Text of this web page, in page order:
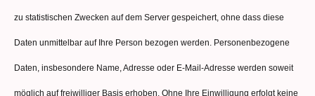
zu statistischen Zwecken auf dem Server gespeichert, ohne dass diese
Daten unmittelbar auf Ihre Person bezogen werden. Personenbezogene
Daten, insbesondere Name, Adresse oder E-Mail-Adresse werden soweit
möglich auf freiwilliger Basis erhoben. Ohne Ihre Einwilligung erfolgt keine